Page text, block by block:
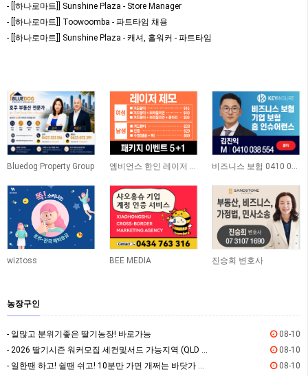
- [[하나로마트]] Sunshine Plaza - Store Manager
- [[하나로마트]] Toowoomba - 파트타임 채용
- [[하나로마트]] Sunshine Plaza - 캐셔, 홀워커 - 파트타임
Bluedog Property Group
wiztoss BEE MEDIA 진승희 변호사
농장구인
- 일많고 분위기좋은 딸기농장! 바로가능
08-10
08-10
08-10